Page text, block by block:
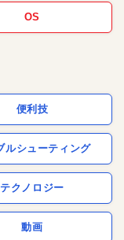
OS
便利技
ルシューティング
テクノロジー
動画